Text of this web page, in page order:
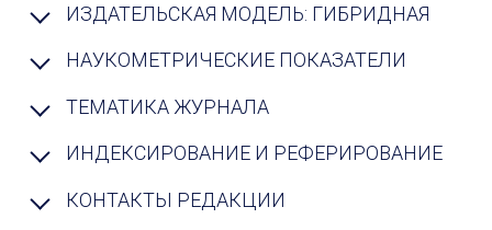
ИЗДАТЕЛЬСКАЯ МОДЕЛЬ: ГИБРИДНАЯ
НАУКОМЕТРИЧЕСКИЕ ПОКАЗАТЕЛИ
ТЕМАТИКА ЖУРНАЛА
ИНДЕКСИРОВАНИЕ И РЕФЕРИРОВАНИЕ
КОНТАКТЫ РЕДАКЦИИ